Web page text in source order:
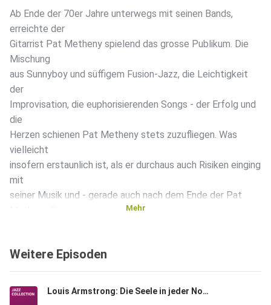
Ab Ende der 70er Jahre unterwegs mit seinen Bands,
erreichte der
Gitarrist Pat Metheny spielend das grosse Publikum. Die
Mischung
aus Sunnyboy und süffigem Fusion-Jazz, die Leichtigkeit
der
Improvisation, die euphorisierenden Songs - der Erfolg und
die
Herzen schienen Pat Metheny stets zuzufliegen. Was
vielleicht
insofern erstaunlich ist, als er durchaus auch Risiken einging
mit
seiner Musik und - gerade auch nach dem Ende der Pat
über 70 jugendlich zu wirken und live unterwegs zu sein,
Musik auszeichnet und wie man sich selber als Gitarrist von
Mehr
Weitere Episoden
Louis Armstrong: Die Seele in jeder Note